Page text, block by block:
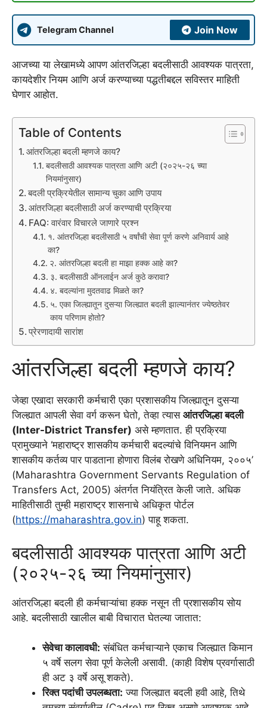
Telegram Channel Join Now
आजच्या या लेखामध्ये आपण आंतरजिल्हा बदलीसाठी आवश्यक पात्रता,
कायदेशीर नियम आणि अर्ज करण्याच्या पद्धतीबद्दल सविस्तर माहिती
घेणार आहोत.
Table of Contents
आंतरजिल्हा बदली म्हणजे काय?
बदलीसाठी आवश्यक पात्रता आणि अटी (२०२५-२६ च्या
नियमांनुसार)
बदली प्रक्रियेतील सामान्य चुका आणि उपाय
आंतरजिल्हा बदलीसाठी अर्ज करण्याची प्रक्रिया
FAQ: वारंवार विचारले जाणारे प्रश्न
१. आंतरजिल्हा बदलीसाठी ५ वर्षांची सेवा पूर्ण करणे अनिवार्य आहे
का?
२. आंतरजिल्हा बदली हा माझा हक्क आहे का?
३. बदलीसाठी ऑनलाईन अर्ज कुठे करावा?
४. बदल्यांना मुदतवाढ मिळते का?
५. एका जिल्ह्यातून दुसऱ्या जिल्ह्यात बदली झाल्यानंतर ज्येष्ठतेवर
काय परिणाम होतो?
प्रेरणादायी सारांश
आंतरजिल्हा बदली म्हणजे काय?
जेव्हा एखादा सरकारी कर्मचारी एका प्रशासकीय जिल्ह्यातून दुसऱ्या
जिल्ह्यात आपली सेवा वर्ग करून घेतो, तेव्हा त्यास आंतरजिल्हा बदली
(Inter-District Transfer) असे म्हणतात. ही प्रक्रिया
प्रामुख्याने ‘महाराष्ट्र शासकीय कर्मचारी बदल्यांचे विनियमन आणि
शासकीय कर्तव्य पार पाडताना होणारा विलंब रोखणे अधिनियम, २००५’
(Maharashtra Government Servants Regulation of
Transfers Act, 2005) अंतर्गत नियंत्रित केली जाते. अधिक
माहितीसाठी तुम्ही महाराष्ट्र शासनाचे अधिकृत पोर्टल
(https://maharashtra.gov.in) पाहू शकता.
बदलीसाठी आवश्यक पात्रता आणि अटी
(२०२५-२६ च्या नियमांनुसार)
आंतरजिल्हा बदली ही कर्मचाऱ्यांचा हक्क नसून ती प्रशासकीय सोय
आहे. बदलीसाठी खालील बाबी विचारात घेतल्या जातात:
सेवेचा कालावधी: संबंधित कर्मचाऱ्याने एकाच जिल्ह्यात किमान
५ वर्षे सलग सेवा पूर्ण केलेली असावी. (काही विशेष प्रवर्गासाठी
ही अट ३ वर्षे असू शकते).
रिक्त पदांची उपलब्धता: ज्या जिल्ह्यात बदली हवी आहे, तिथे